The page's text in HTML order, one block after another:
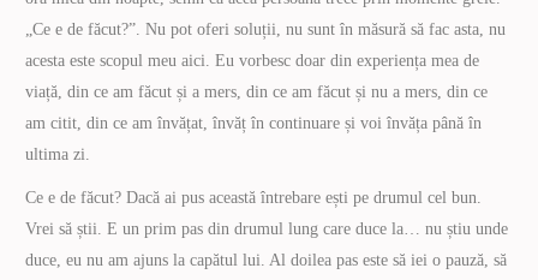
„Ce e de făcut?”. Nu pot oferi soluții, nu sunt în măsură să fac asta, nu
acesta este scopul meu aici. Eu vorbesc doar din experiența mea de
viață, din ce am făcut și a mers, din ce am făcut și nu a mers, din ce
am citit, din ce am învățat, învăț în continuare și voi învăța până în
ultima zi.
Ce e de făcut? Dacă ai pus această întrebare ești pe drumul cel bun.
Vrei să știi. E un prim pas din drumul lung care duce la… nu știu unde
duce, eu nu am ajuns la capătul lui. Al doilea pas este să iei o pauză, să